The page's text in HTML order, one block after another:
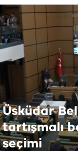
Üsküdar
tartışmalı
seçimi